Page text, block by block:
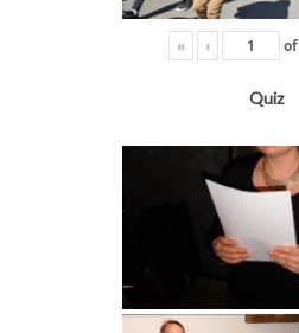
« ‹ of
Quiz